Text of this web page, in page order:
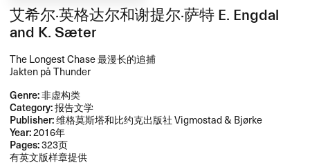
艾希尔·英格达尔和谢提尔·萨特 E. Engdal
and K. Sæter
The Longest Chase 最漫长的追捕
Jakten på Thunder
Genre:非虚构类
Category:报告文学
Publisher:维格莫斯塔和比约克出版社 Vigmostad & Bjørke
Year:2016年
Pages:323页
有英文版样章提供